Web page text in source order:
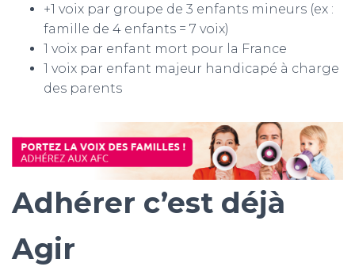
+1 voix par groupe de 3 enfants mineurs (ex :
famille de 4 enfants = 7 voix)
1 voix par enfant mort pour la France
1 voix par enfant majeur handicapé à charge
des parents
Adhérer c’est déjà
Agir